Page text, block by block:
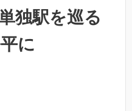
独駅を巡る
に